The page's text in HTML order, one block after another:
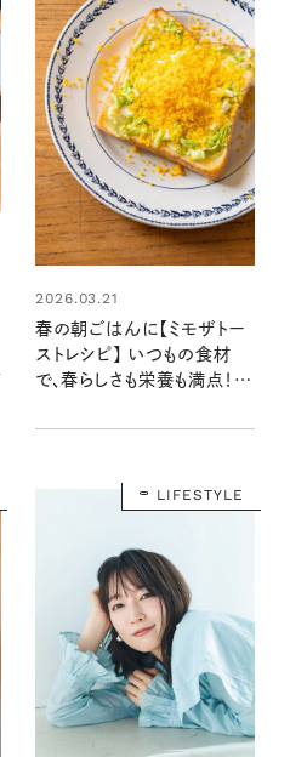
2026.03.21
春の朝ごはんに【ミモザトー
ストレシピ】 いつもの食材
で、春らしさも栄養も満点！ ：
LIFESTYLE